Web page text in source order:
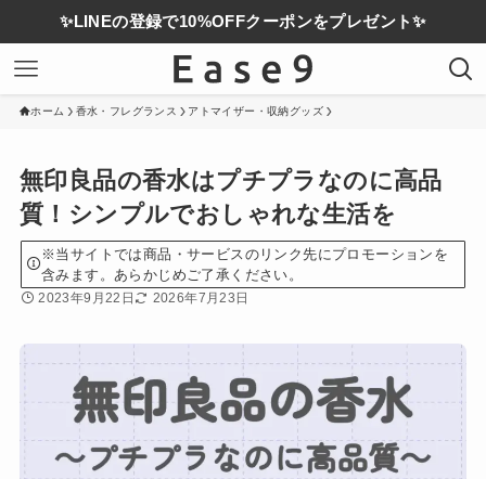
✨LINEの登録で10%OFFクーポンをプレゼント✨
ホーム 香水・フレグランス アトマイザー・収納グッズ
無印良品の香水はプチプラなのに高品
質！シンプルでおしゃれな生活を
※当サイトでは商品・サービスのリンク先にプロモーションを
含みます。あらかじめご了承ください。
2023年9月22日 2026年7月23日